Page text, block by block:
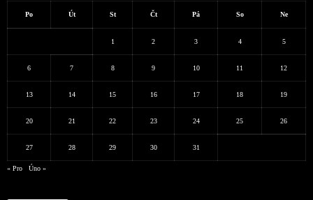
Po Út St Čt Pá So Ne
1 2 3 4 5
6 7 8 9 10 11 12
13 14 15 16 17 18 19
20 21 22 23 24 25 26
27 28 29 30 31
« Pro Úno »